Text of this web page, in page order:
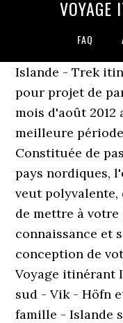
VOYAGE
FAQ
Islande - Trek
pour projet de
mois d'août 2012
meilleure
Constituée de
pays nordiques,
veut
de mettre à
connaissance et
conception de
Voyage itinérant
sud - Vik - Höfn
famille - Islande